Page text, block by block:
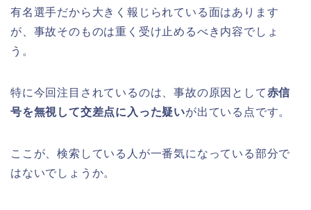
有名選手だから大きく報じられている面はあります
が、事故そのものは重く受け止めるべき内容でしょ
う。
特に今回注目されているのは、事故の原因として赤信
号を無視して交差点に入った疑いが出ている点です。
ここが、検索している人が一番気になっている部分で
はないでしょうか。